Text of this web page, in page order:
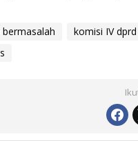
komisi IV